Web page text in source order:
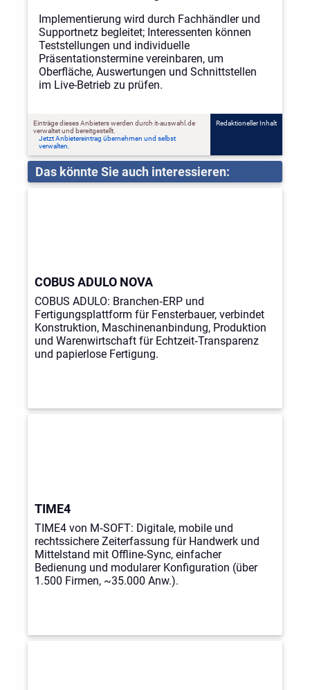
Implementierung wird durch Fachhändler und
Supportnetz begleitet; Interessenten können
Teststellungen und individuelle
Präsentationstermine vereinbaren, um
Oberfläche, Auswertungen und Schnittstellen
im Live-Betrieb zu prüfen.
Einträge dieses Anbieters werden durch it-auswahl.de
verwaltet und bereitgestellt.
Jetzt Anbietereintrag übernehmen und selbst
verwalten.
Redaktioneller Inhalt
Das könnte Sie auch interessieren:
COBUS ADULO NOVA
COBUS ADULO: Branchen‑ERP und
Fertigungsplattform für Fensterbauer, verbindet
Konstruktion, Maschinenanbindung, Produktion
und Warenwirtschaft für Echtzeit‑Transparenz
und papierlose Fertigung.
TIME4
TIME4 von M‑SOFT: Digitale, mobile und
rechtssichere Zeiterfassung für Handwerk und
Mittelstand mit Offline‑Sync, einfacher
Bedienung und modularer Konfiguration (über
1.500 Firmen, ~35.000 Anw.).